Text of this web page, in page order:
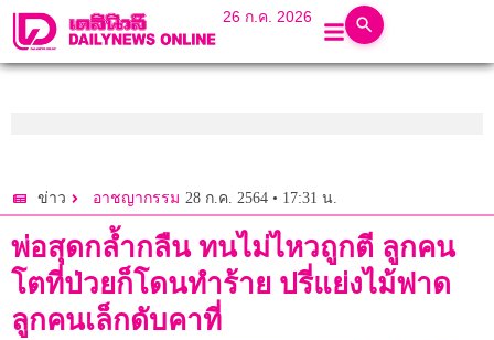
26 ก.ค. 2026
ข่าว อาชญากรรม 28 ก.ค. 2564 • 17:31 น.
พ่อสุดกล้ำกลืน ทนไม่ไหวถูกตี ลูกคน
โตที่ป่วยก็โดนทำร้าย ปรี่แย่งไม้ฟาด
ลูกคนเล็กดับคาที่